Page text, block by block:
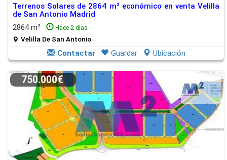
Terrenos Solares de 2864 m² económico en venta Velilla
de San Antonio Madrid
2864 m²
Hace 2 días
Velilla De San Antonio
Contactar Guardar Ubicación
750.000€